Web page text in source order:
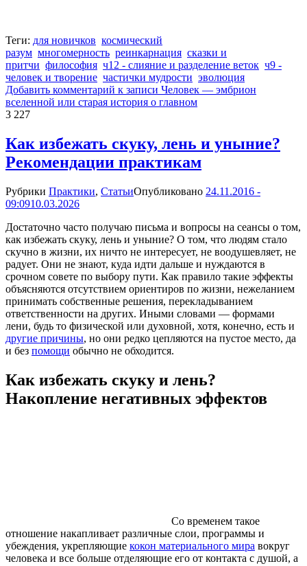
Теги: для новичков космический
разум многомерность реинкарнация сказки и
притчи философия ч12 - слияние и разделение веток ч9 -
человек и творение частички мудрости эволюция
Добавить комментарий к записи Человек — эмбрион
вселенной или старая история о главном
3 227
Как избежать скуку, лень и уныние?
Рекомендации практикам
Рубрики Практики, СтатьиОпубликовано 24.11.2016 -
09:0910.03.2026
Достаточно часто получаю письма и вопросы на сеансы о том,
как избежать скуку, лень и уныние? О том, что людям стало
скучно в жизни, их ничто не интересует, не воодушевляет, не
радует. Они не знают, куда идти дальше и нуждаются в
срочном совете по выбору пути. Как правило такие эффекты
объясняются отсутствием ориентиров по жизни, нежеланием
принимать собственные решения, перекладыванием
ответственности на других. Иными словами — формами
лени, будь то физической или духовной, хотя, конечно, есть и
другие причины, но они редко цепляются на пустое место, да
и без помощи обычно не обходится.
Как избежать скуку и лень?
Накопление негативных эффектов
Со временем такое
отношение накапливает различные слои, программы и
убеждения, укрепляющие кокон материального мира вокруг
человека и все больше отделяющие его от контакта с душой, а